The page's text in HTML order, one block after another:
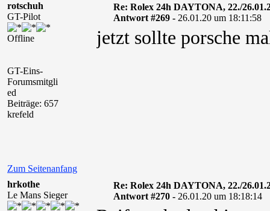
rotschuh
GT-Pilot
Offline
GT-Eins-
Forumsmitgli
ed
Beiträge: 657
krefeld
Re: Rolex 24h DAYTONA, 22./
Antwort #269 - 26.01.20 um 18:11:58
jetzt sollte porsche
Zum Seitenanfang
hrkothe
Le Mans Sieger
Re: Rolex 24h DAYTONA, 22./
Antwort #270 - 26.01.20 um 18:18:14